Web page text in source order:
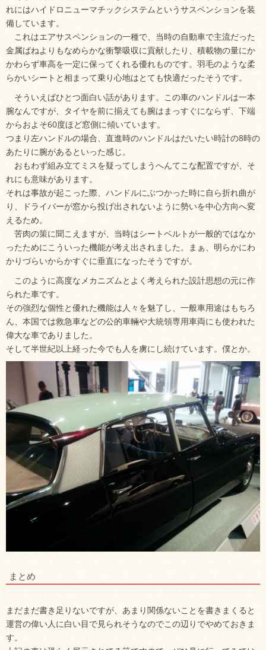
れにはハイドロニューマチックシステムというサスペンションを装
備しています。
これはエアサスペンションの一種で、当時の自動車で主流だった
金属ばねよりもなめらかな衝撃吸収に貢献したり、積載物の量にか
かわらず車高を一定に保ってくれる優れものです。羽毛のような柔
らかいシートと相まって乗り心地はとても快適だったそうです。
そういえばひとつ面白い話があります。この車のハンドルは一本
腕なんですが、タイヤを前に揃えても腕はまっすぐにならず、下端
からおよそ60度ほど窓側に傾いています。
つまり左ハンドルの場合、直進時のハンドルはだいたい時計の8時の
あたりに腕があるといった感じ。
おもわず組み立てミスを疑ってしまうへんてこな配置ですが、そ
れにも意味があります。
それは事故が起こった際、ハンドルにぶつかった時に自ら折れ曲が
り、ドライバーが窓から投げ出されないように勢いを中心方向へ変
えるため。
苦肉の策に聞こえますが、当時はシートベルトが一般的ではなか
ったためにこういった機能が考え出されました。まぁ、明らかにわ
かりづらいからかすぐに垂直になったそうですが。
このように高度なメカニズムとよく考えられた設計思想の元に作
られた車です。
その強烈な個性と優れた機能は人々を魅了し、一般車用途はもちろ
ん、本国では救急車などの公的車輛や大統領専用車両にも使われた
偉大な車でありました。
そして半世紀以上経った今でも人を虜にし続けています。僕とか。
まとめ
まだまだ書き足りないですが、あまり関係ないことを書きまくると
運営の偉い人に白い目で見られそうなのでこの辺りでやめておきま
す。